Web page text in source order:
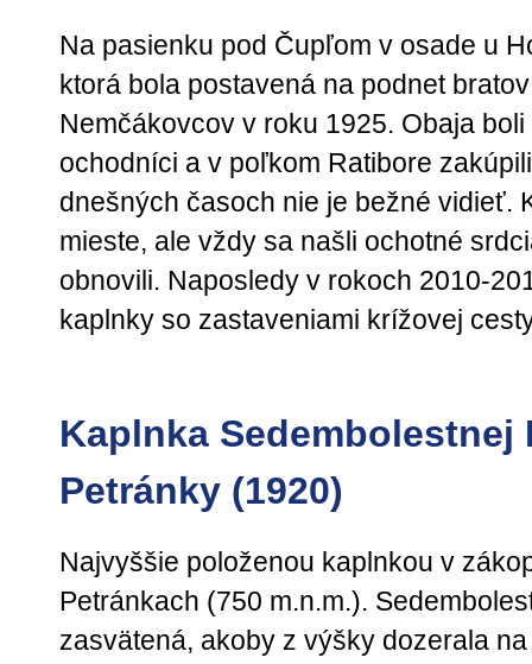
Na pasienku pod Čupľom v osade u
ktorá bola postavená na podnet
Nemčákovcov v roku 1925. Obaja
ochodníci a v poľkom Ratibore
dnešných časoch nie je bežné vidieť.
mieste, ale vždy sa našli ochotné
obnovili. Naposledy v rokoch 2010-
kaplnky so zastaveniami krížovej
Kaplnka Sedembolestnej
Petránky (1920)
Najvyššie položenou kaplnkou v
Petránkach (750 m.n.m.).
zasvätená, akoby z výšky dozerala